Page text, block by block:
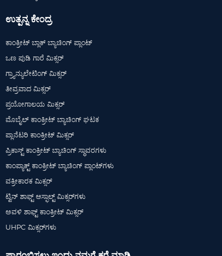
ಉತ್ಪನ್ನ ಕೇಂದ್ರ
ಕಾಂಕ್ರೀಟ್ ಬ್ಲಾಕ್ ಬ್ಯಾಚಿಂಗ್ ಪ್ಲಾಂಟ್
ಒಣ ಪುಡಿ ಗಾರೆ ಮಿಕ್ಸರ್
ಗ್ರ್ಯಾನ್ಯುಲೇಟಿಂಗ್ ಮಿಕ್ಸರ್
ತೀವ್ರವಾದ ಮಿಕ್ಸರ್
ಪ್ರಯೋಗಾಲಯ ಮಿಕ್ಸರ್
ಮೊಬೈಲ್ ಕಾಂಕ್ರೀಟ್ ಬ್ಯಾಚಿಂಗ್ ಘಟಕ
ಪ್ಲಾನೆಟರಿ ಕಾಂಕ್ರೀಟ್ ಮಿಕ್ಸರ್
ಪ್ರಿಕಾಸ್ಟ್ ಕಾಂಕ್ರೀಟ್ ಬ್ಯಾಚಿಂಗ್ ಸ್ಥಾವರಗಳು
ಕಾಂಪ್ಯಾಕ್ಟ್ ಕಾಂಕ್ರೀಟ್ ಬ್ಯಾಚಿಂಗ್ ಪ್ಲಾಂಟ್‌ಗಳು
ವಕ್ರೀಕಾರಕ ಮಿಕ್ಸರ್
ಟ್ವಿನ್ ಶಾಫ್ಟ್ ಆಸ್ಫಾಲ್ಟ್ ಮಿಕ್ಸರ್‌ಗಳು
ಅವಳಿ ಶಾಫ್ಟ್ ಕಾಂಕ್ರೀಟ್ ಮಿಕ್ಸರ್
UHPC ಮಿಕ್ಸರ್‌ಗಳು